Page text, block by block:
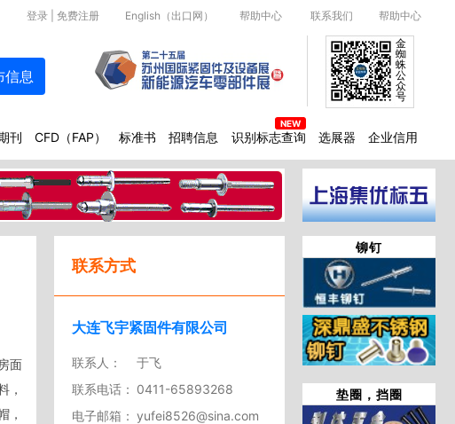
English（出口网） 帮助中心 联系我们 帮助中心
登录 免费注册
信息
刊 CFD（FAP） 标准书 招聘信息 识别标志查询 选展器 企业信用
金
蜘
蛛
公
众
号
铆钉
垫圈，挡圈
面
，
，
联系方式
大连飞宇紧固件有限公司
联系人：
于飞
联系电话： 0411-65893268
电子邮箱： yufei8526@sina.com